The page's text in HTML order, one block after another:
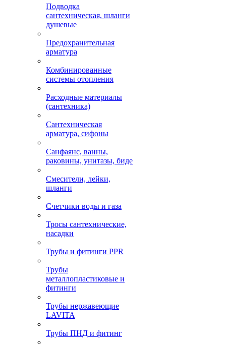
Подводка
сантехническая, шланги
душевые
Предохранительная
арматура
Комбинированные
системы отопления
Расходные материалы
(сантехника)
Сантехническая
арматура, сифоны
Санфаянс, ванны,
раковины, унитазы, биде
Смесители, лейки,
шланги
Счетчики воды и газа
Тросы сантехнические,
насадки
Трубы и фитинги PPR
Трубы
металлопластиковые и
фитинги
Трубы нержавеющие
LAVITA
Трубы ПНД и фитинг